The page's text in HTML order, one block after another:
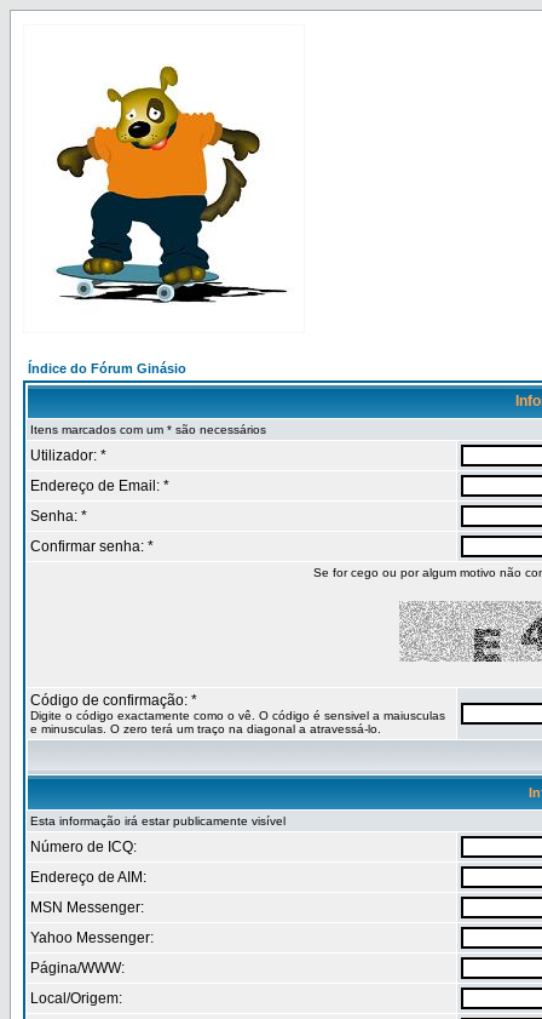
Índice do Fórum Ginásio
Itens marcados com um * são necessários
Utilizador: *
Endereço de Email: *
Senha: *
Confirmar senha: *
Se for cego ou por algum motivo não
Código de confirmação: *
Digite o código exactamente como o vê. O código é sensivel a maiusculas
e minusculas. O zero terá um traço na diagonal a atravessá-lo.
Esta informação irá estar publicamente visível
Número de ICQ:
Endereço de AIM:
MSN Messenger:
Yahoo Messenger:
Página/WWW:
Local/Origem: